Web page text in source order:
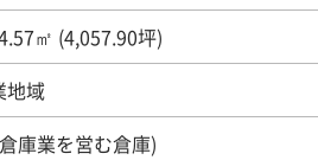
㎡ (4,057.90坪)
地域
庫業を営む倉庫)